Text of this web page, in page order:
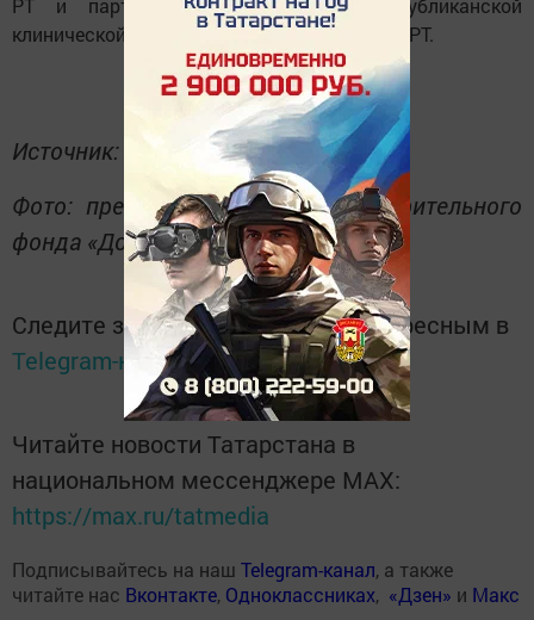
РТ и партнеров: КФУ, Детской республиканской
клинической больницы и УФСИН России по РТ.
Источник: ИА «Татар-информ».
Фото: пресс-служба&nbsp;благотворительного
фонда «Добрый ребёнок».
Следите за самым важным и интересным в
Telegram-каналеТатмедиа
Читайте новости Татарстана в
национальном мессенджере MАХ:
https://max.ru/tatmedia
Подписывайтесь на наш Telegram-канал, а также
читайте нас Вконтакте, Одноклассниках, «Дзен» и Макс